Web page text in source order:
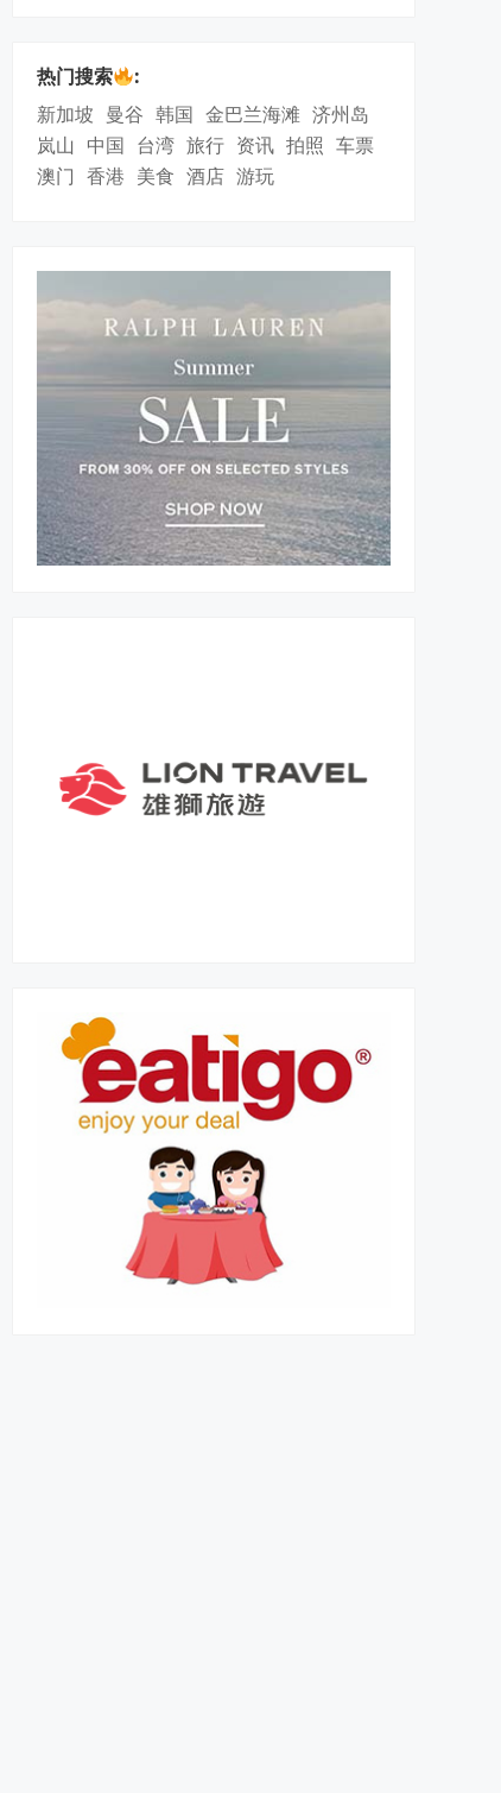
热门搜索
:
新加坡 曼谷 韩国 金巴兰海滩 济州岛
岚山 中国 台湾 旅行 资讯 拍照 车票
澳门 香港 美食 酒店 游玩